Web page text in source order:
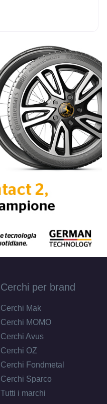
Cerchi per brand
Cerchi Mak
Cerchi MOMO
Cerchi Avus
Cerchi OZ
Cerchi Fondmetal
Cerchi Sparco
Tutti i marchi